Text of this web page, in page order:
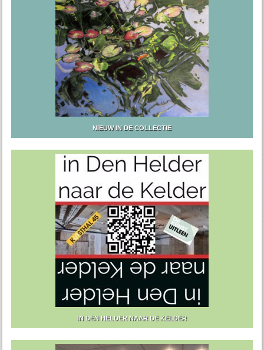
NIEUW IN DE COLLECTIE
IN DEN HELDER NAAR DE KELDER